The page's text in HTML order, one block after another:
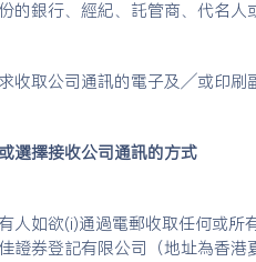
的銀行、經紀、託管商、代名
收取公司通訊的電子及╱或印刷
選擇接收公司通訊的方式
人如欲(i)通過電郵收取任何或所
證券登記有限公司（地址為香